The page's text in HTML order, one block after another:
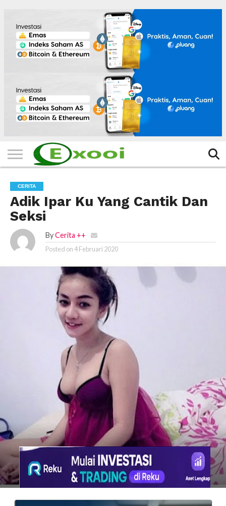
HOME
FILTER
BERITA
BIODATA
CERITA
CERPEN
EKSKLUSIF
FOTO
VIDEO
TIPS
MORE
CERITA
Adik Ipar Ku Yang Cantik Dan
Seksi
By Cerita ++
Posted on4 Februari 2020